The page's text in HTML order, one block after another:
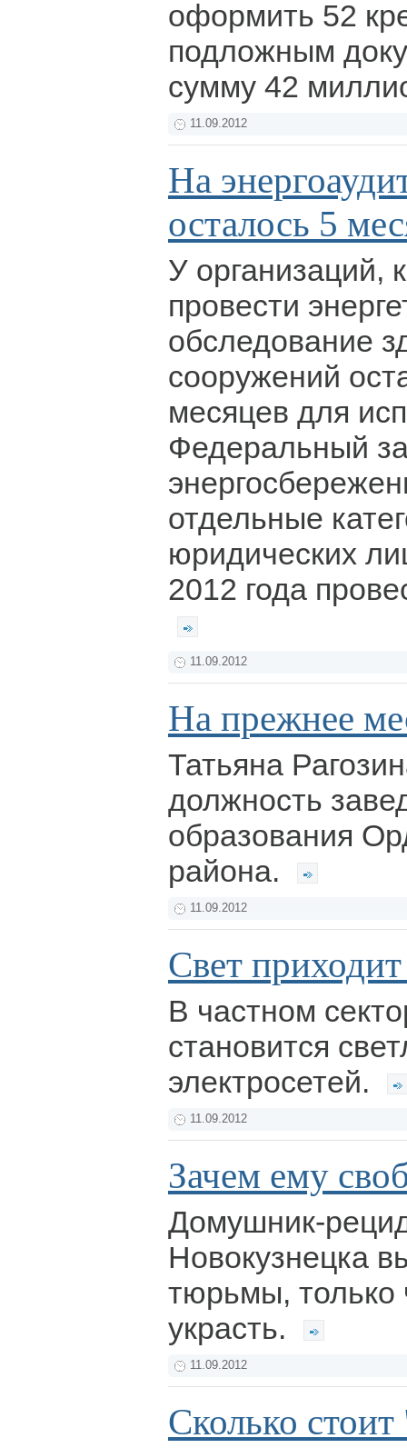
оформить 52
подложным
сумму 42
11.09.2012
На
осталось 5
У организаций,
провести
обследование
сооружений
месяцев для
Федеральный
отдельные
юридических
2012 года
11.09.2012
На прежнее
Татьяна
должность
образования
района.
11.09.2012
Свет
В частном
становится
электросетей.
11.09.2012
Зачем ему
Домушник-
Новокузнецка
тюрьмы, только
украсть.
11.09.2012
Сколько